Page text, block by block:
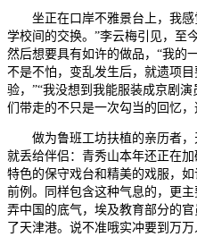
坐正在口岸不雅景台上，我感
学校间的交换。”李云梅引见，至
然后想要具有如许的做品，“我的
不是不怕，变乱发生后，就遗项
验，”“我没想到我能服装成京剧演
们带走的不只是一次勾当的回忆
做为鲁班工坊扶植的亲历者，
就丢给伴侣：青秀山本年还正在
特色的保守戏台和精美的戏服，
前例。同样包含这种气息的，更
弄中国的底气，埃及教育部分的
了天津港。说不准哦实冲要到万